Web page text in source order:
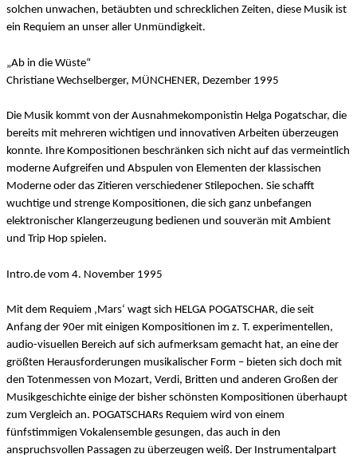
solchen unwachen, betäubten und schrecklichen Zeiten, diese Musik ist
ein Requiem an unser aller Unmündigkeit.
„Ab in die Wüste“
Christiane Wechselberger, MÜNCHENER, Dezember 1995
Die Musik kommt von der Ausnahmekomponistin Helga Pogatschar, die
bereits mit mehreren wichtigen und innovativen Arbeiten überzeugen
konnte. Ihre Kompositionen beschränken sich nicht auf das vermeintlich
moderne Aufgreifen und Abspulen von Elementen der klassischen
Moderne oder das Zitieren verschiedener Stilepochen. Sie schafft
wuchtige und strenge Kompositionen, die sich ganz unbefangen
elektronischer Klangerzeugung bedienen und souverän mit Ambient
und Trip Hop spielen.
Intro.de vom 4. November 1995
Mit dem Requiem ‚Mars‘ wagt sich HELGA POGATSCHAR, die seit
Anfang der 90er mit einigen Kompositionen im z. T. experimentellen,
audio-visuellen Bereich auf sich aufmerksam gemacht hat, an eine der
größten Herausforderungen musikalischer Form – bieten sich doch mit
den Totenmessen von Mozart, Verdi, Britten und anderen Großen der
Musikgeschichte einige der bisher schönsten Kompositionen überhaupt
zum Vergleich an. POGATSCHARs Requiem wird von einem
fünfstimmigen Vokalensemble gesungen, das auch in den
anspruchsvollen Passagen zu überzeugen weiß. Der Instrumentalpart